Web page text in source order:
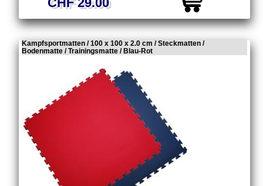
Kampfsportmatten / 100 x 100 x 2.0 cm / Steckmatten /
Bodenmatte / Trainingsmatte / Blau-Rot